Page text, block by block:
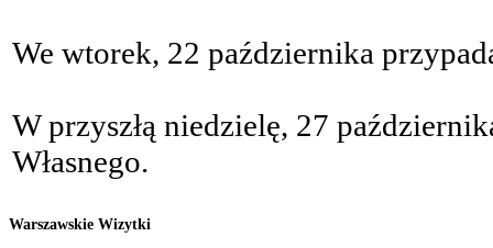
We wtorek, 22 października
W przyszłą niedzielę, 27
Własnego.
Warszawskie Wizytki